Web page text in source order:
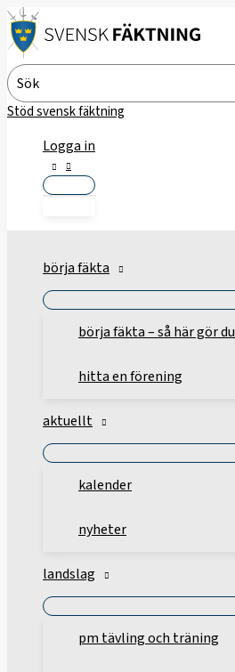
Hoppa
till
innehåll
Search
for:
Stöd svensk fäktning
Logga in
börja fäkta
börja fäkta – så här gör du
hitta en förening
aktuellt
kalender
nyheter
landslag
pm tävling och träning